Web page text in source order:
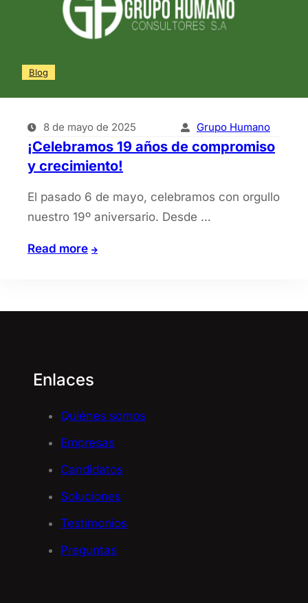
¡Celebramos 19 años de compromiso
y crecimiento!
8 de mayo de 2025 Grupo Humano
Blog
El pasado 6 de mayo, celebramos con orgullo
nuestro 19º aniversario. Desde …
Read more¡Celebramos
de
Enlaces
Quiénes somos
Empresas
Candidatos
Soluciones
Testimonios
Preguntas